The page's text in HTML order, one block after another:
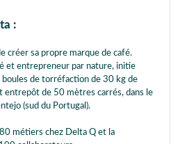
:
créer sa propre marque de café.
et entrepreneur par nature, initie
boules de torréfaction de 30 kg de
entrepôt de 50 mètres carrés, dans le
(sud du Portugal).
métiers chez Delta Q et la